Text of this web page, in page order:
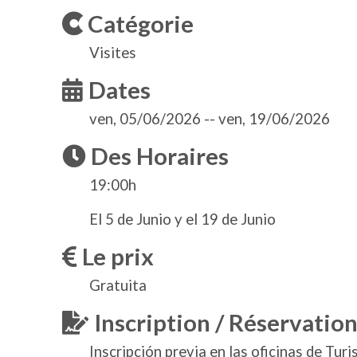
Catégorie
Visites
Dates
ven, 05/06/2026 -- ven, 19/06/2026
Des Horaires
19:00h
El 5 de Junio y el 19 de Junio
Le prix
Gratuita
Inscription /
Inscripción previa en las oficinas de